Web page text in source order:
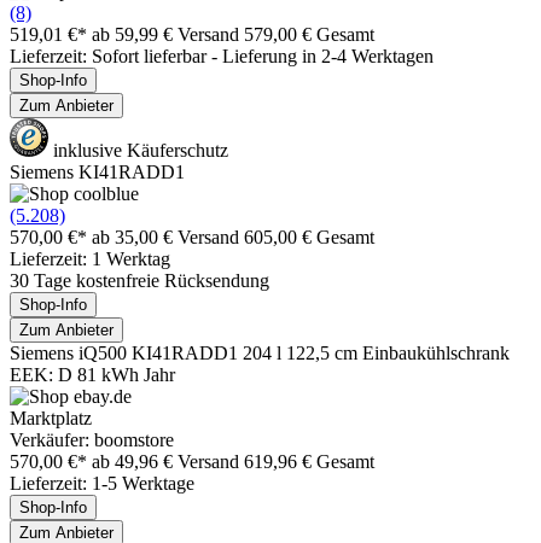
(8)
519,01 €* ab 59,99 € Versand 579,00 € Gesamt
Lieferzeit: Sofort lieferbar - Lieferung in 2-4 Werktagen
Shop-Info
Zum Anbieter
inklusive Käuferschutz
Siemens KI41RADD1
(5.208)
570,00 €* ab 35,00 € Versand 605,00 € Gesamt
Lieferzeit: 1 Werktag
30 Tage kostenfreie Rücksendung
Shop-Info
Zum Anbieter
Siemens iQ500 KI41RADD1 204 l 122,5 cm Einbaukühlschrank
EEK: D 81 kWh Jahr
Marktplatz
Verkäufer: boomstore
570,00 €* ab 49,96 € Versand 619,96 € Gesamt
Lieferzeit: 1-5 Werktage
Shop-Info
Zum Anbieter